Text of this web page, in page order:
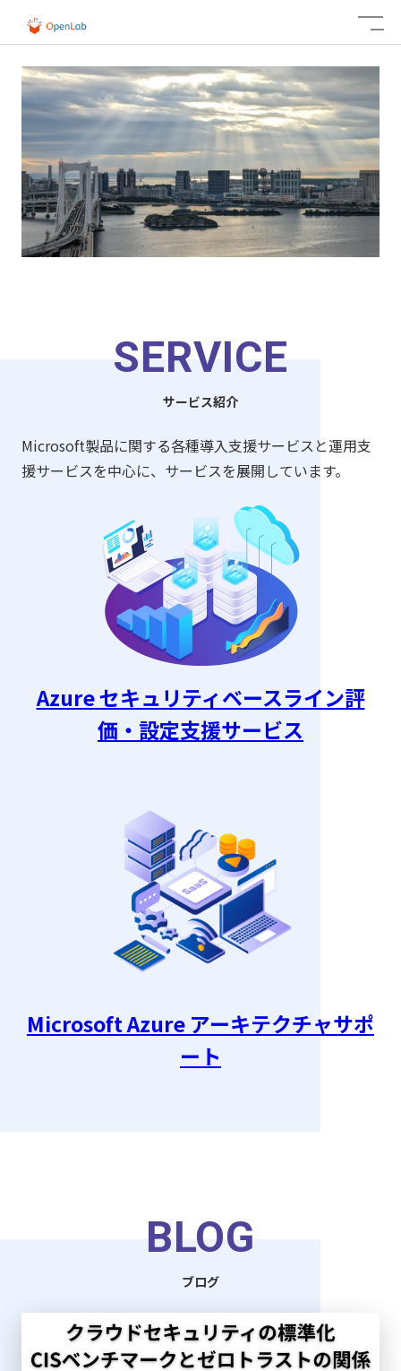
SERVICE
サービス紹介
Microsoft製品に関する各種導入支援サービスと運用支
援サービスを中心に、サービスを展開しています。
Azure セキュリティベースライン評
価・設定支援サービス
Microsoft Azure アーキテクチャサポ
ート
BLOG
ブログ